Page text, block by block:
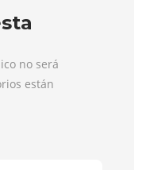
no será
están